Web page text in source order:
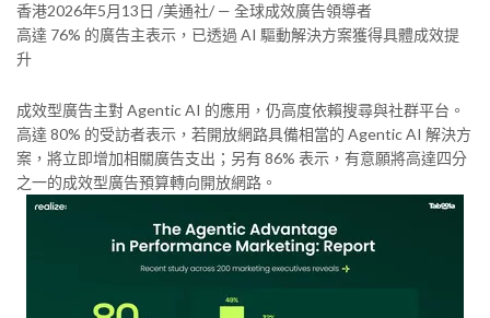
香港2026年5月13日 /美通社/ — 全球成效廣告領導者
高達 76% 的廣告主表示，已透過 AI 驅動解決方案獲得具體成效提
升
成效型廣告主對 Agentic AI 的應用，仍高度依賴搜尋與社群平台。
高達 80% 的受訪者表示，若開放網路具備相當的 Agentic AI 解決方
案，將立即增加相關廣告支出；另有 86% 表示，有意願將高達四分
之一的成效型廣告預算轉向開放網路。